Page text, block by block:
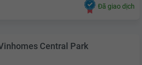
Đã giao dịch
Central Park